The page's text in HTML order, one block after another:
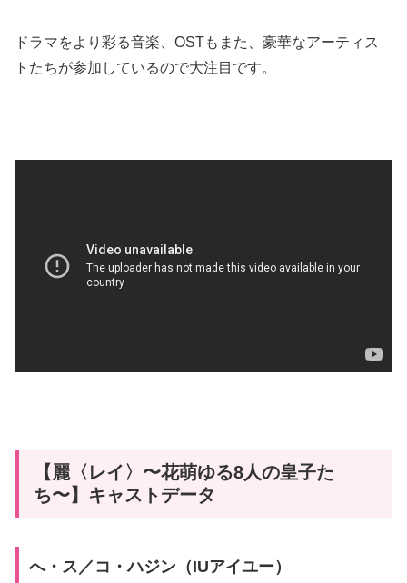
ドラマをより彩る音楽、OSTもまた、豪華なアーティス
トたちが参加しているので大注目です。
【麗〈レイ〉〜花萌ゆる8人の皇子た
ち〜】キャストデータ
へ・ス／コ・ハジン（IUアイユー）